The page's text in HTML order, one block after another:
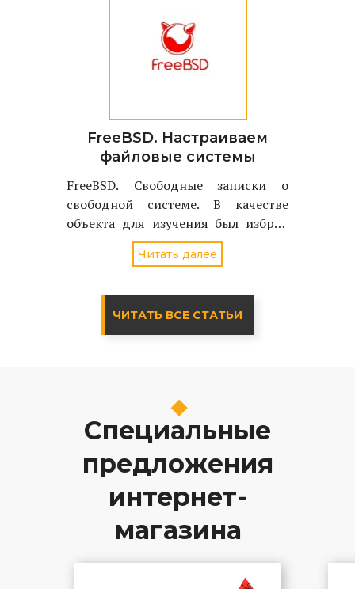
FreeBSD. Настраиваем
файловые системы
FreeBSD. Свободные записки о
свободной системе. В качестве
объекта для изучения был избран
однодисковый вариант FreeBSD
стабильной версии - 4.2
Читать далее
ЧИТАТЬ ВСЕ СТАТЬИ
Специальные
предложения
интернет-
магазина